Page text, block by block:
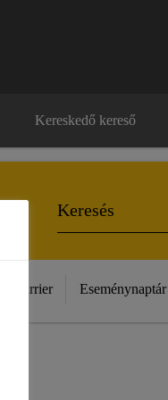
Kereskedő kereső
Karrier Eseménynaptár